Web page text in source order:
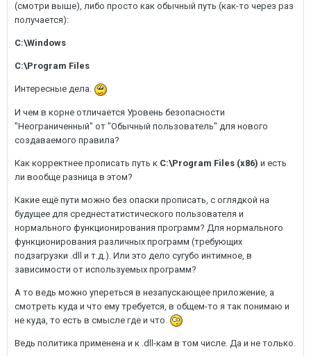
(смотри выше), либо просто как обычный путь (как-то через раз
получается):
C:\Windows
C:\Program Files
Интересные дела.
И чем в корне отличается Уровень безопасности
"Неограниченный" от "Обычный пользователь" для нового
создаваемого правила?
Как корректнее прописать путь к C:\Program Files (x86) и есть
ли вообще разница в этом?
Какие ещё пути можно без опаски прописать, с оглядкой на
будущее для среднестатистического пользователя и
нормального функционирования программ? Для нормального
функционирования различных программ (требующих
подзагрузки .dll и т.д.). Или это дело сугубо интимное, в
зависимости от используемых программ?
А то ведь можно упереться в незапускающее приложение, а
смотреть куда и что ему требуется, в общем-то я так понимаю и
не куда, то есть в смысле где и что.
Ведь политика применена и к .dll-кам в том числе. Да и не только.